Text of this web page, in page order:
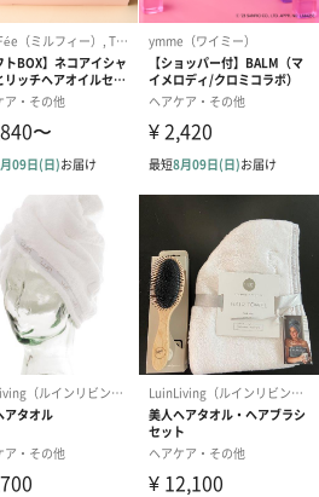
脂、コメ胚芽油、ニンジン根エキス、ジエ
ヒドロキシベンゾイル安息香酸ヘキシル、
イヒ酸エチルヘキシル、トコフェロール、
リン酸、トリ ( カプリル酸／カプリン酸 )
、ラウロイルグルタミン酸ジ ( フィトステ
チルドデシル )、コレステロール、ラノリン
ソステアリルアルコール、香料
が生じていないかよく注意して使用して
ないとき即ち次のような場合には、使用
ださい。そのまま化粧品類の使用を続け
状を悪化させることがありますので、皮膚
にご相談されることをおすすめします。
、赤味、はれ、かゆみ、刺激、色抜け（白
ずみ等の異常があらわれた場合
たお肌に、直射日光があたって上記のよう
らわれた場合・傷やはれもの、湿疹等、異
位にお使いにならないでください。
た時は、すぐに洗い流してください。
射日光に当たる場所、幼小児の手の届く場
ないでください。